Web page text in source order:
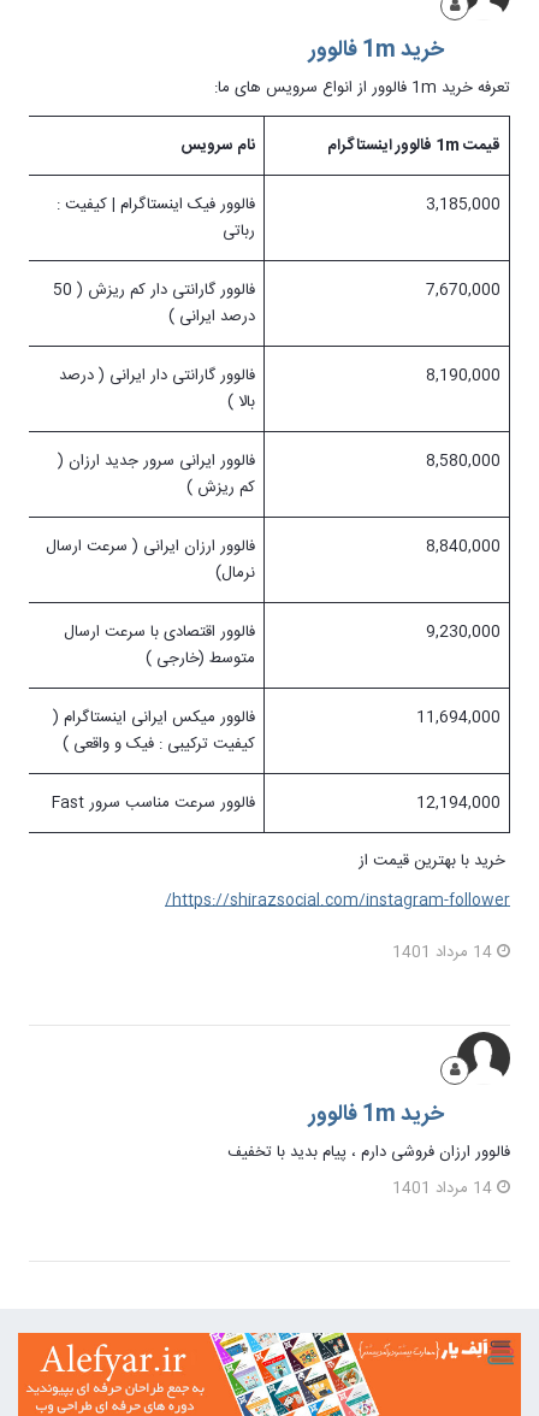
خرید 1m فالوور
تعرفه خرید 1m فالوور از انواع سرویس های ما:
قیمت1m فالوور اینستاگرام نام سرویس
3,185,000
فالوور فیک اینستاگرام | کیفیت :
رباتی
7,670,000
فالوور گارانتی دار کم ریزش ( 50
درصد ایرانی )
8,190,000
فالوور گارانتی دار ایرانی ( درصد
بالا )
8,580,000
فالوور ایرانی سرور جدید ارزان (
کم ریزش )
8,840,000
فالوور ارزان ایرانی ( سرعت ارسال
نرمال)
9,230,000
فالوور اقتصادی با سرعت‌‌ ارسال
متوسط (خارجی )
11,694,000
فالوور میکس ایرانی اینستاگرام (
کیفیت ترکیبی : فیک و واقعی )
12,194,000 فالوور سرعت مناسب سرورFast
خرید با بهترین قیمت از
https://shirazsocial.com/instagram-follower/
14 مرداد 1401
خرید 1m فالوور
فالوور ارزان فروشی دارم ، پیام بدید با تخفیف
14 مرداد 1401